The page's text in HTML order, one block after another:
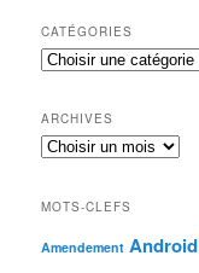
CATÉGORIES
ARCHIVES
MOTS-CLEFS
Amendement Android